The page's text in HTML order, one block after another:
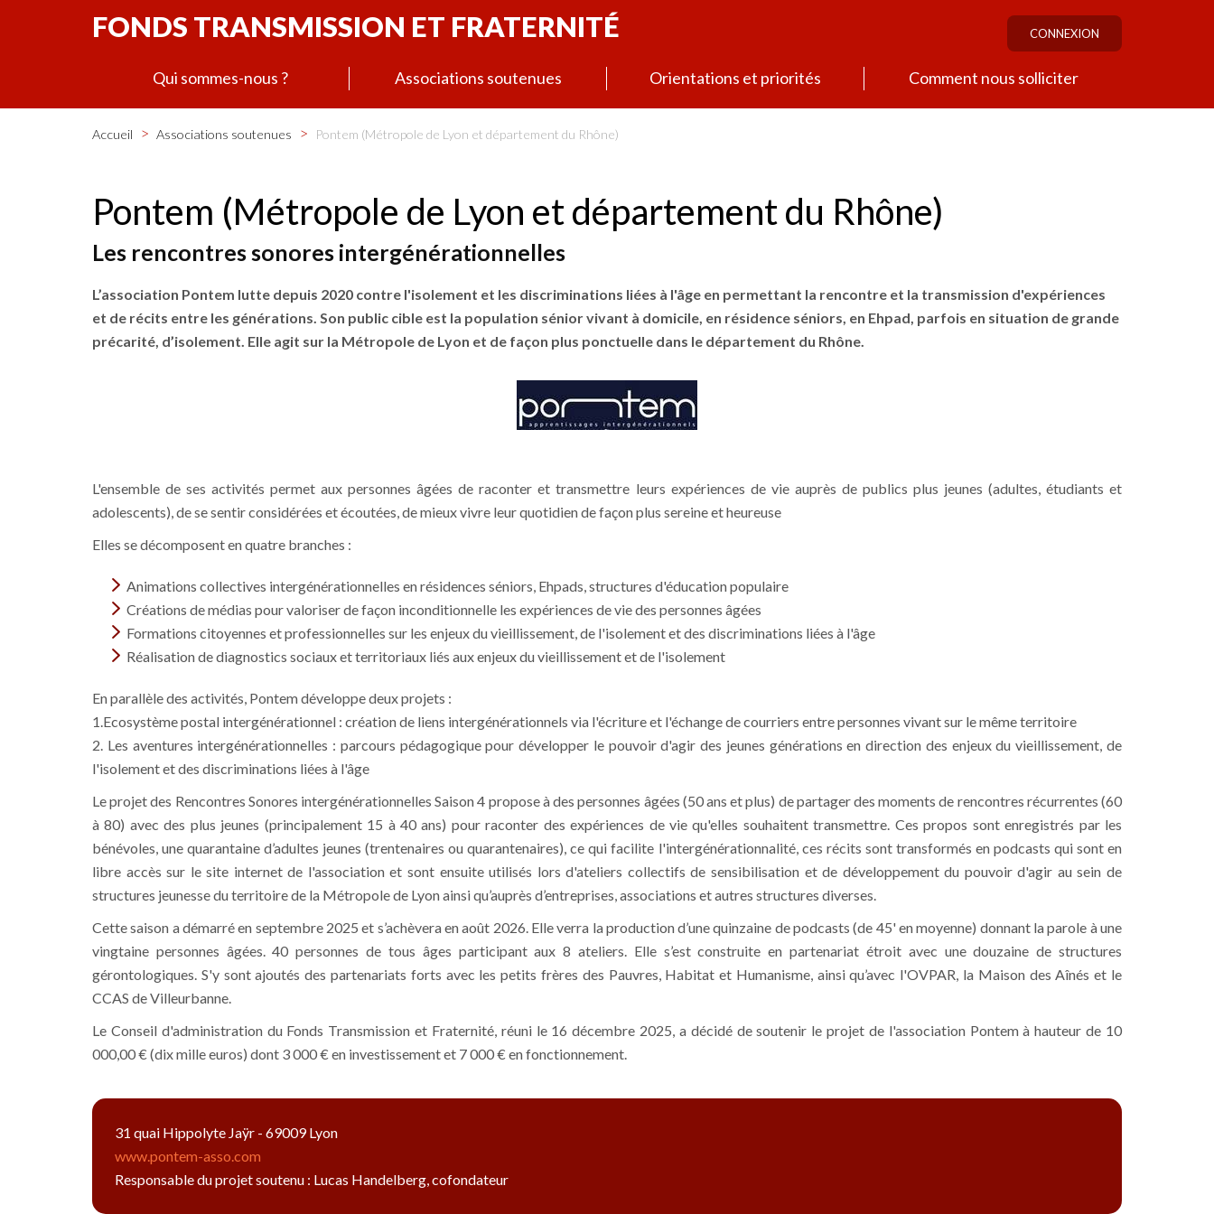
FONDS TRANSMISSION ET FRATERNITÉ CONNEXION
Qui sommes-nous ? Associations soutenues Orientations et priorités Comment nous solliciter
Accueil > Associations soutenues > Pontem (Métropole de Lyon et département du Rhône)
Pontem (Métropole de Lyon et département du Rhône)
Les rencontres sonores intergénérationnelles
L’association Pontem lutte depuis 2020 contre l'isolement et les discriminations liées à l'âge en permettant la rencontre et la transmission d'expériences
et de récits entre les générations. Son public cible est la population sénior vivant à domicile, en résidence séniors, en Ehpad, parfois en situation de grande
précarité, d’isolement. Elle agit sur la Métropole de Lyon et de façon plus ponctuelle dans le département du Rhône.
L'ensemble de ses activités permet aux personnes âgées de raconter et transmettre leurs expériences de vie auprès de publics plus jeunes (adultes, étudiants et
adolescents), de se sentir considérées et écoutées, de mieux vivre leur quotidien de façon plus sereine et heureuse
Elles se décomposent en quatre branches :
Animations collectives intergénérationnelles en résidences séniors, Ehpads, structures d'éducation populaire
Créations de médias pour valoriser de façon inconditionnelle les expériences de vie des personnes âgées
Formations citoyennes et professionnelles sur les enjeux du vieillissement, de l'isolement et des discriminations liées à l'âge
Réalisation de diagnostics sociaux et territoriaux liés aux enjeux du vieillissement et de l'isolement
En parallèle des activités, Pontem développe deux projets :
1.Ecosystème postal intergénérationnel : création de liens intergénérationnels via l'écriture et l'échange de courriers entre personnes vivant sur le même territoire
2. Les aventures intergénérationnelles : parcours pédagogique pour développer le pouvoir d'agir des jeunes générations en direction des enjeux du vieillissement, de
l'isolement et des discriminations liées à l'âge
Le projet des Rencontres Sonores intergénérationnelles Saison 4 propose à des personnes âgées (50 ans et plus) de partager des moments de rencontres récurrentes (60
à 80) avec des plus jeunes (principalement 15 à 40 ans) pour raconter des expériences de vie qu'elles souhaitent transmettre. Ces propos sont enregistrés par les
bénévoles, une quarantaine d’adultes jeunes (trentenaires ou quarantenaires), ce qui facilite l'intergénérationnalité, ces récits sont transformés en podcasts qui sont en
libre accès sur le site internet de l'association et sont ensuite utilisés lors d'ateliers collectifs de sensibilisation et de développement du pouvoir d'agir au sein de
structures jeunesse du territoire de la Métropole de Lyon ainsi qu’auprès d’entreprises, associations et autres structures diverses.
Cette saison a démarré en septembre 2025 et s’achèvera en août 2026. Elle verra la production d’une quinzaine de podcasts (de 45' en moyenne) donnant la parole à une
vingtaine personnes âgées. 40 personnes de tous âges participant aux 8 ateliers. Elle s’est construite en partenariat étroit avec une douzaine de structures
gérontologiques. S'y sont ajoutés des partenariats forts avec les petits frères des Pauvres, Habitat et Humanisme, ainsi qu’avec l'OVPAR, la Maison des Aînés et le
CCAS de Villeurbanne.
Le Conseil d'administration du Fonds Transmission et Fraternité, réuni le 16 décembre 2025, a décidé de soutenir le projet de l'association Pontem à hauteur de 10
000,00 € (dix mille euros) dont 3 000 € en investissement et 7 000 € en fonctionnement.
31 quai Hippolyte Jaÿr - 69009 Lyon
www.pontem-asso.com
Responsable du projet soutenu : Lucas Handelberg, cofondateur